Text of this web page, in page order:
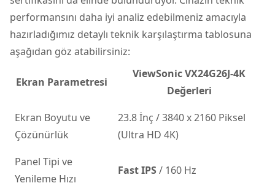
performansını daha iyi analiz edebilmeniz amacıyla
hazırladığımız detaylı teknik karşılaştırma tablosuna
aşağıdan göz atabilirsiniz:
Ekran Parametresi
ViewSonic VX24G26J-4K
Değerleri
Ekran Boyutu ve
Çözünürlük
23.8 İnç / 3840 x 2160 Piksel
(Ultra HD 4K)
Panel Tipi ve
Yenileme Hızı
Fast IPS/ 160 Hz